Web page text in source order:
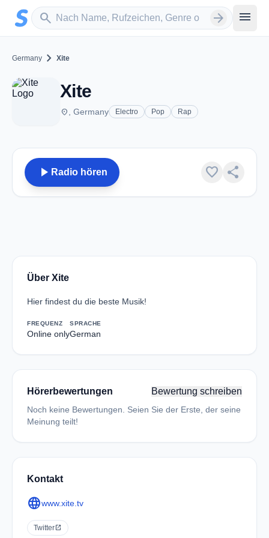
Zum Hauptinhalt springen
search
Sender suchen arrow_forward menu
Germany chevron_right Xite
Xite
place , Germany Electro Pop Rap
play_arrow Radio hören favorite share
Über Xite
Hier findest du die beste Musik!
FREQUENZ
Online only
SPRACHE
German
Hörerbewertungen Bewertung schreiben
Noch keine Bewertungen. Seien Sie der Erste, der seine
Meinung teilt!
Kontakt
languagewww.xite.tv
Twitter open_in_new